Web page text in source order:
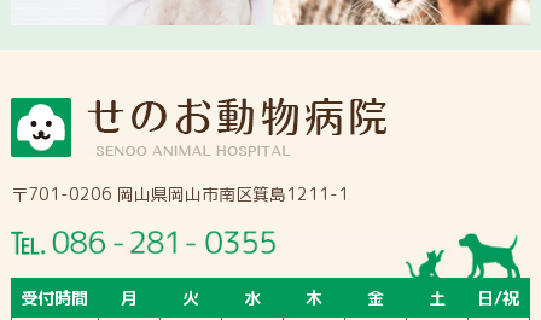
〒701-0206 岡山県岡山市南区箕島1211-1
受付時間 月 火 水 木 金 土
日/祝